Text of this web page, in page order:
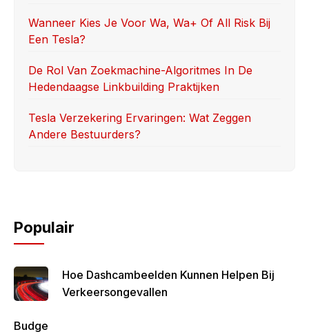
Wanneer Kies Je Voor Wa, Wa+ Of All Risk Bij
Een Tesla?
De Rol Van Zoekmachine-Algoritmes In De
Hedendaagse Linkbuilding Praktijken
Tesla Verzekering Ervaringen: Wat Zeggen
Andere Bestuurders?
Populair
Hoe Dashcambeelden Kunnen Helpen Bij
Verkeersongevallen
Budge